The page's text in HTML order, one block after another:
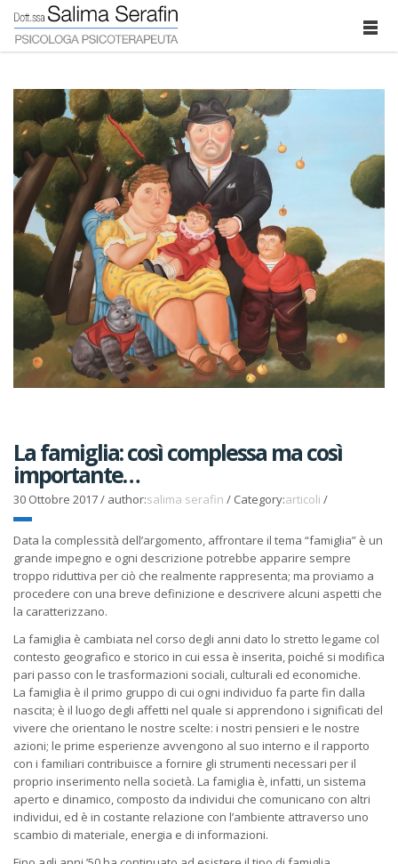
La famiglia: così complessa ma così
importante…
30 Ottobre 2017/ author:salima serafin / Category:articoli /
Data la complessità dell’argomento, affrontare il tema “famiglia” è un
grande impegno e ogni descrizione potrebbe apparire sempre
troppo riduttiva per ciò che realmente rappresenta; ma proviamo a
procedere con una breve definizione e descrivere alcuni aspetti che
la caratterizzano.
La famiglia è cambiata nel corso degli anni dato lo stretto legame col
contesto geografico e storico in cui essa è inserita, poiché si modifica
pari passo con le trasformazioni sociali, culturali ed economiche.
La famiglia è il primo gruppo di cui ogni individuo fa parte fin dalla
nascita; è il luogo degli affetti nel quale si apprendono i significati del
vivere che orientano le nostre scelte: i nostri pensieri e le nostre
azioni; le prime esperienze avvengono al suo interno e il rapporto
con i familiari contribuisce a fornire gli strumenti necessari per il
proprio inserimento nella società. La famiglia è, infatti, un sistema
aperto e dinamico, composto da individui che comunicano con altri
individui, ed è in costante relazione con l’ambiente attraverso uno
scambio di materiale, energia e di informazioni.